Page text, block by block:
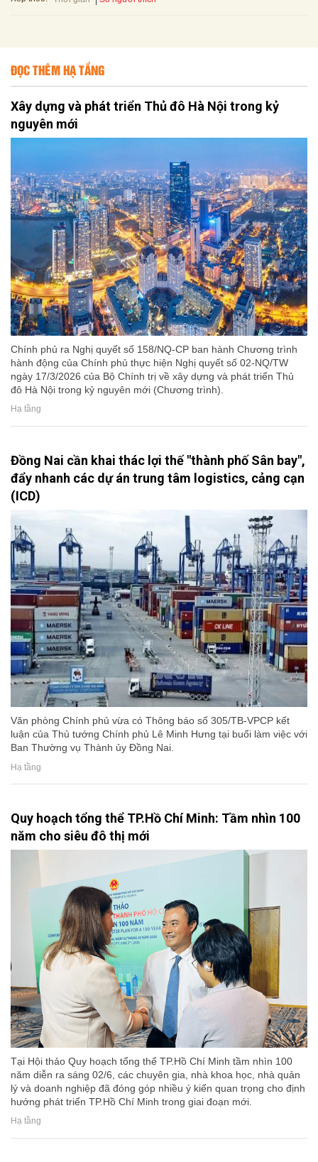
ĐỌC THÊM HẠ TẦNG
Xây dựng và phát triển Thủ đô Hà Nội trong kỷ
nguyên mới
Chính phủ ra Nghị quyết số 158/NQ-CP ban hành Chương trình
hành động của Chính phủ thực hiện Nghị quyết số 02-NQ/TW
ngày 17/3/2026 của Bộ Chính trị về xây dựng và phát triển Thủ
đô Hà Nội trong kỷ nguyên mới (Chương trình).
Hạ tầng
Đồng Nai cần khai thác lợi thế "thành phố Sân bay",
đẩy nhanh các dự án trung tâm logistics, cảng cạn
(ICD)
Văn phòng Chính phủ vừa có Thông báo số 305/TB-VPCP kết
luận của Thủ tướng Chính phủ Lê Minh Hưng tại buổi làm việc với
Ban Thường vụ Thành ủy Đồng Nai.
Hạ tầng
Quy hoạch tổng thể TP.Hồ Chí Minh: Tầm nhìn 100
năm cho siêu đô thị mới
Tại Hội thảo Quy hoạch tổng thể TP.Hồ Chí Minh tầm nhìn 100
năm diễn ra sáng 02/6, các chuyên gia, nhà khoa học, nhà quản
lý và doanh nghiệp đã đóng góp nhiều ý kiến quan trọng cho định
hướng phát triển TP.Hồ Chí Minh trong giai đoạn mới.
Hạ tầng